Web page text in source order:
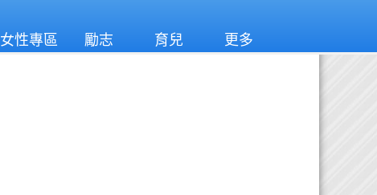
女性專區 勵志 育兒 更多